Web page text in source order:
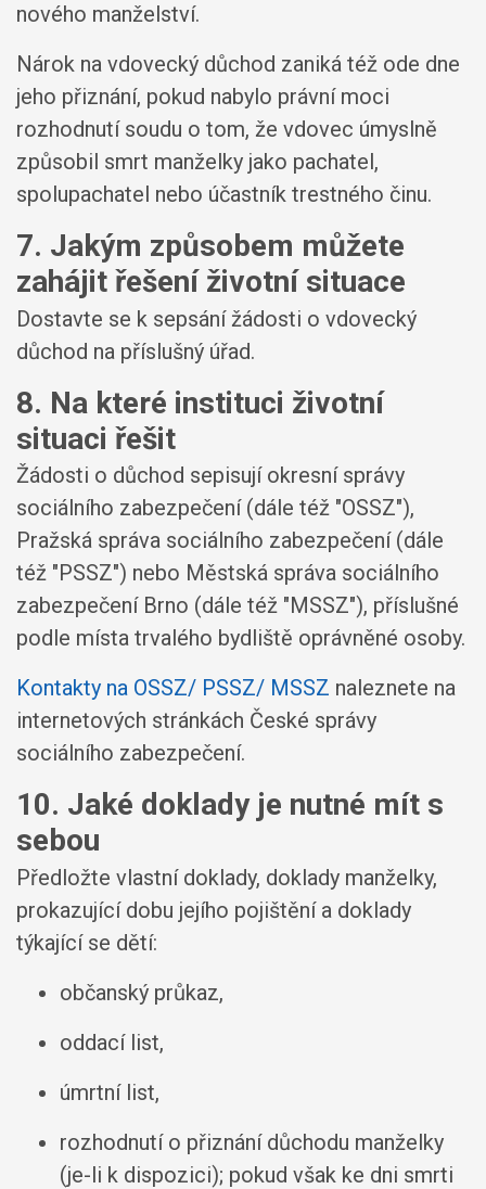
nového manželství.
Nárok na vdovecký důchod zaniká též ode dne
jeho přiznání, pokud nabylo právní moci
rozhodnutí soudu o tom, že vdovec úmyslně
způsobil smrt manželky jako pachatel,
spolupachatel nebo účastník trestného činu.
7. Jakým způsobem můžete
zahájit řešení životní situace
Dostavte se k sepsání žádosti o vdovecký
důchod na příslušný úřad.
8. Na které instituci životní
situaci řešit
Žádosti o důchod sepisují okresní správy
sociálního zabezpečení (dále též "OSSZ"),
Pražská správa sociálního zabezpečení (dále
též "PSSZ") nebo Městská správa sociálního
zabezpečení Brno (dále též "MSSZ"), příslušné
podle místa trvalého bydliště oprávněné osoby.
Kontakty na OSSZ/ PSSZ/ MSSZ naleznete na
internetových stránkách České správy
sociálního zabezpečení.
10. Jaké doklady je nutné mít s
sebou
Předložte vlastní doklady, doklady manželky,
prokazující dobu jejího pojištění a doklady
týkající se dětí:
občanský průkaz,
oddací list,
úmrtní list,
rozhodnutí o přiznání důchodu manželky
(je-li k dispozici); pokud však ke dni smrti